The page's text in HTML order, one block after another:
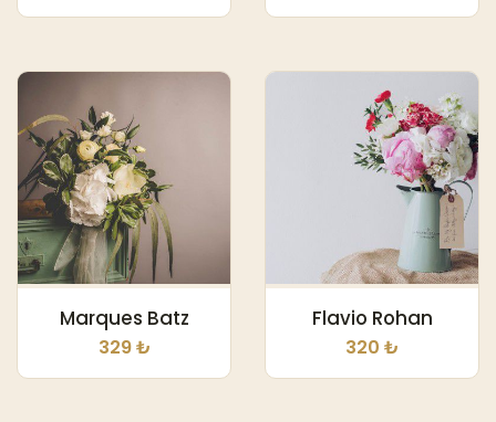
Marques Batz
329 ₺
Flavio Rohan
320 ₺